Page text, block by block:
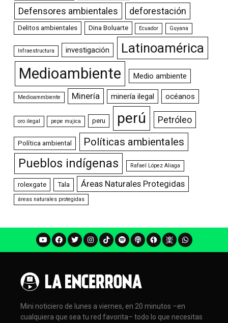
Defensores ambientales deforestación
Delitos ambientales Dina Boluarte Ecuador Guyana
Infraestructura investigación Latinoamérica
Medioambiente Medio ambiente
Medioammbiente Minería minería ilegal océanos
oro ilegal pepe mujica peru perú Petróleo
Política ambiental Políticas ambientales
Pueblos indígenas Rafael López Aliaga
rolexgate Tala Áreas Naturales Protegidas
áreas naturales protegidas
Mini noticiero de lunes a viernes, en 20 minutos –en
cualquiera que sea tu red favorita– todo lo que necesitas